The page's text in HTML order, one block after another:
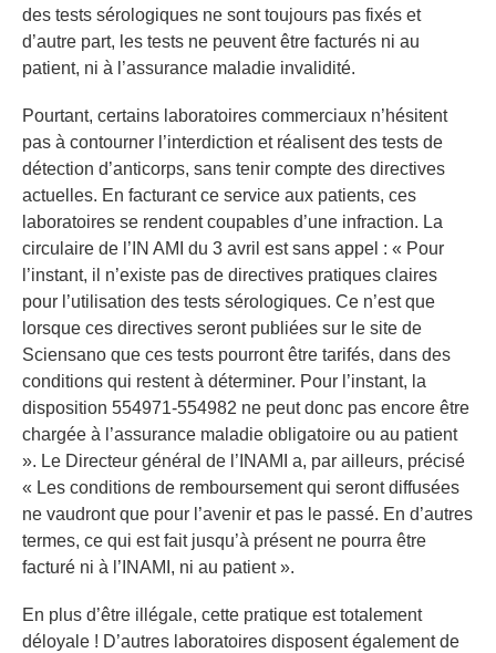
des tests sérologiques ne sont toujours pas fixés et
d’autre part, les tests ne peuvent être facturés ni au
patient, ni à l’assurance maladie invalidité.
Pourtant, certains laboratoires commerciaux n’hésitent
pas à contourner l’interdiction et réalisent des tests de
détection d’anticorps, sans tenir compte des directives
actuelles. En facturant ce service aux patients, ces
laboratoires se rendent coupables d’une infraction. La
circulaire de l’IN AMI du 3 avril est sans appel : « Pour
l’instant, il n’existe pas de directives pratiques claires
pour l’utilisation des tests sérologiques. Ce n’est que
lorsque ces directives seront publiées sur le site de
Sciensano que ces tests pourront être tarifés, dans des
conditions qui restent à déterminer. Pour l’instant, la
disposition 554971-554982 ne peut donc pas encore être
chargée à l’assurance maladie obligatoire ou au patient
». Le Directeur général de l’INAMI a, par ailleurs, précisé
« Les conditions de remboursement qui seront diffusées
ne vaudront que pour l’avenir et pas le passé. En d’autres
termes, ce qui est fait jusqu’à présent ne pourra être
facturé ni à l’INAMI, ni au patient ».
En plus d’être illégale, cette pratique est totalement
déloyale ! D’autres laboratoires disposent également de